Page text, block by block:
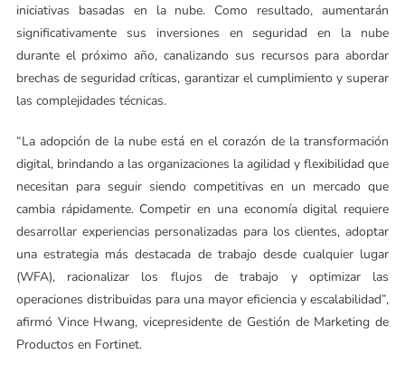
iniciativas basadas en la nube. Como resultado, aumentarán
significativamente sus inversiones en seguridad en la nube
durante el próximo año, canalizando sus recursos para abordar
brechas de seguridad críticas, garantizar el cumplimiento y superar
las complejidades técnicas.
“La adopción de la nube está en el corazón de la transformación
digital, brindando a las organizaciones la agilidad y flexibilidad que
necesitan para seguir siendo competitivas en un mercado que
cambia rápidamente. Competir en una economía digital requiere
desarrollar experiencias personalizadas para los clientes, adoptar
una estrategia más destacada de trabajo desde cualquier lugar
(WFA), racionalizar los flujos de trabajo y optimizar las
operaciones distribuidas para una mayor eficiencia y escalabilidad”,
afirmó Vince Hwang, vicepresidente de Gestión de Marketing de
Productos en Fortinet.